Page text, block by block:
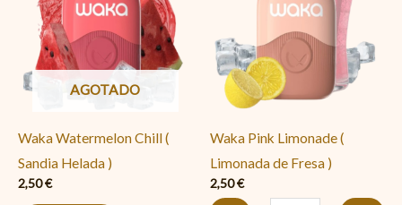
AGOTADO
Waka Watermelon Chill (
Sandia Helada )
2,50€
Waka Pink Limonade (
Limonada de Fresa )
2,50€
(
Limonada
de
Fresa
cantidad